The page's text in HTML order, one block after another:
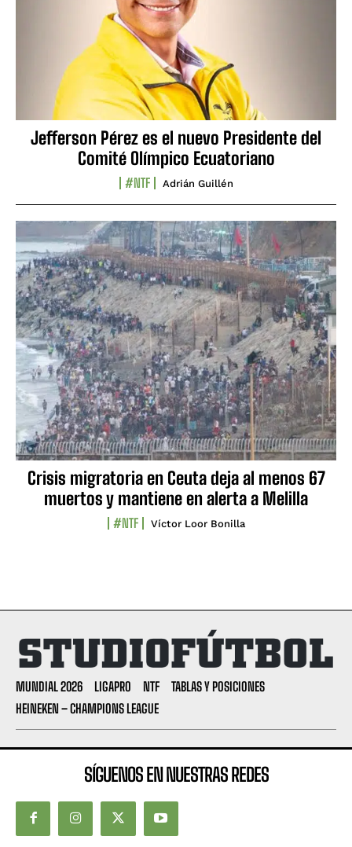
Jefferson Pérez es el nuevo Presidente del
Comité Olímpico Ecuatoriano
#NTF Adrián Guillén
Crisis migratoria en Ceuta deja al menos 67
muertos y mantiene en alerta a Melilla
#NTF Víctor Loor Bonilla
MUNDIAL 2026 LIGAPRO NTF
TABLAS Y POSICIONES
HEINEKEN – CHAMPIONS LEAGUE
SÍGUENOS EN NUESTRAS REDES